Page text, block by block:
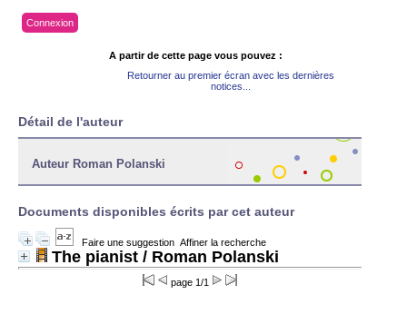
Connexion
A partir de cette page vous pouvez :
Retourner au premier écran avec les dernières
notices...
Détail de l'auteur
Auteur Roman Polanski
Documents disponibles écrits par cet auteur
Faire une suggestion Affiner la recherche
The pianist / Roman Polanski
page 1/1